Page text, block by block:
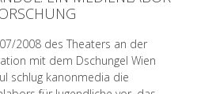
2008 des Theaters an der
mit dem Dschungel Wien
schlug kanonmedia die